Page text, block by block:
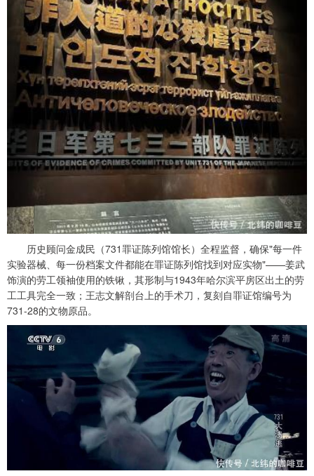
历史顾问金成民（731罪证陈列馆馆长）全程监督，确保"每一件
实验器械、每一份档案文件都能在罪证陈列馆找到对应实物"——姜武
饰演的劳工领袖使用的铁锹，其形制与1943年哈尔滨平房区出土的劳
工工具完全一致；王志文解剖台上的手术刀，复刻自罪证馆编号为
731-28的文物原品。